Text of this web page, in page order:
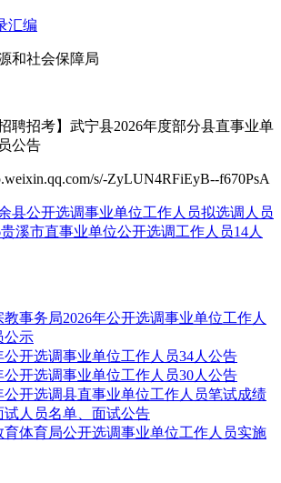
汇编
社会保障局
招考】武宁县2026年度部分县直事业单
公告
s/-ZyLUN4RFiEyB--f670PsA
县公开选调事业单位工作人员拟选调人员
溪市直事业单位公开选调工作人员14人
事务局2026年公开选调事业单位工作人
公示
公开选调事业单位工作人员34人公告
公开选调事业单位工作人员30人公告
公开选调县直事业单位工作人员笔试成绩
试人员名单、面试公告
育体育局公开选调事业单位工作人员实施